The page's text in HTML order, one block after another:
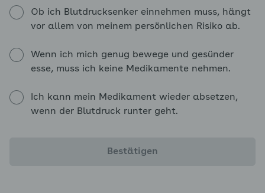
Ob ich Blutdrucksenker einnehmen muss, hängt
vor allem von meinem persönlichen Risiko ab.
Wenn ich mich genug bewege und gesünder
esse, muss ich keine Medikamente nehmen.
Ich kann mein Medikament wieder absetzen,
wenn der Blutdruck runter geht.
Bestätigen